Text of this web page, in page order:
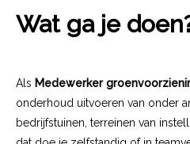
Wat ga je
Als Medewerker
onderhoud uitvoeren van onder
bedrijfstuinen, terreinen van